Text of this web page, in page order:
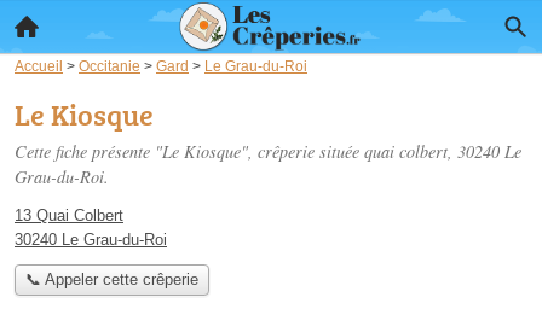
Accueil > Occitanie > Gard > Le Grau-du-Roi
Le Kiosque
Cette fiche présente "Le Kiosque", crêperie située quai colbert, 30240 Le
Grau-du-Roi.
13 Quai Colbert
30240 Le Grau-du-Roi
📞 Appeler cette crêperie